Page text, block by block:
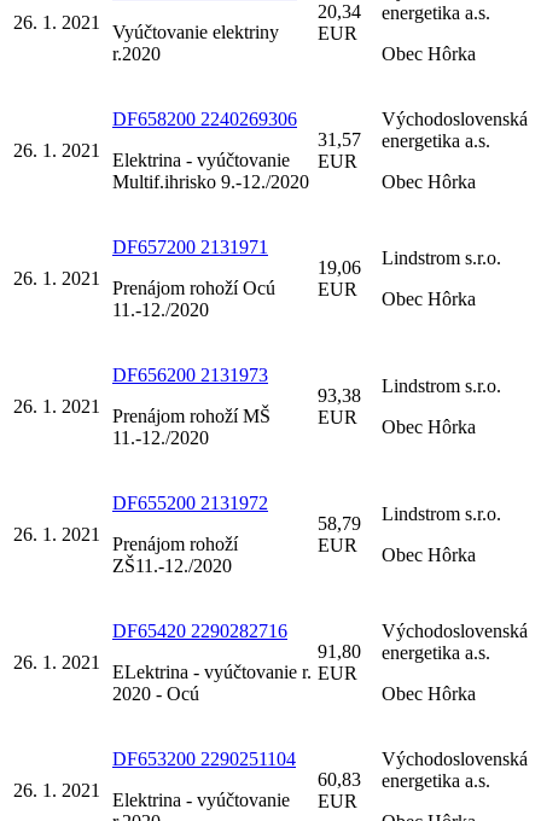
26. 1. 2021
Vyúčtovanie elektriny
r.2020
20,34
EUR
energetika a.s.
Obec Hôrka
26. 1. 2021
DF658200 2240269306
Elektrina - vyúčtovanie
Multif.ihrisko 9.-12./2020
31,57
EUR
Východoslovenská
energetika a.s.
Obec Hôrka
26. 1. 2021
DF657200 2131971
Prenájom rohoží Ocú
11.-12./2020
19,06
EUR
Lindstrom s.r.o.
Obec Hôrka
26. 1. 2021
DF656200 2131973
Prenájom rohoží MŠ
11.-12./2020
93,38
EUR
Lindstrom s.r.o.
Obec Hôrka
26. 1. 2021
DF655200 2131972
Prenájom rohoží
ZŠ11.-12./2020
58,79
EUR
Lindstrom s.r.o.
Obec Hôrka
26. 1. 2021
DF65420 2290282716
ELektrina - vyúčtovanie r.
2020 - Ocú
91,80
EUR
Východoslovenská
energetika a.s.
Obec Hôrka
26. 1. 2021
DF653200 2290251104
Elektrina - vyúčtovanie
60,83
EUR
Východoslovenská
energetika a.s.